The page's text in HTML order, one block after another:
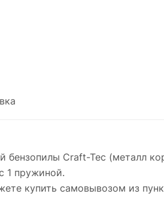
бензопилы Craft-Tec (металл
1 пружиной.
купить самовывозом из